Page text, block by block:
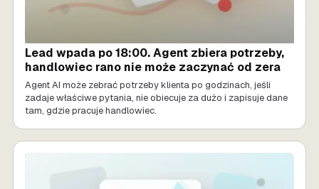
Lead wpada po 18:00. Agent zbiera potrzeby,
handlowiec rano nie może zaczynać od zera
Agent AI może zebrać potrzeby klienta po godzinach, jeśli
zadaje właściwe pytania, nie obiecuje za dużo i zapisuje dane
tam, gdzie pracuje handlowiec.
SPRZEDAŻ AI